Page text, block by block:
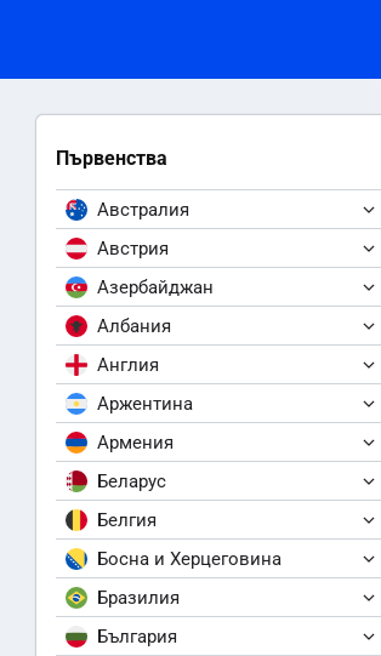
Първенства
Австралия
Австрия
Азербайджан
Албания
Англия
Аржентина
Армения
Беларус
Белгия
Босна и Херцеговина
Бразилия
България